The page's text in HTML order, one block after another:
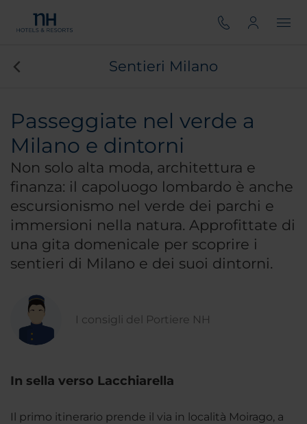
Sentieri Milano
Passeggiate nel verde a
Milano e dintorni
Non solo alta moda, architettura e
finanza: il capoluogo lombardo è anche
escursionismo nel verde dei parchi e
immersioni nella natura. Approfittate di
una gita domenicale per scoprire i
sentieri di Milano e dei suoi dintorni.
I consigli del Portiere NH
In sella verso Lacchiarella
Il primo itinerario prende il via in località Moirago, a